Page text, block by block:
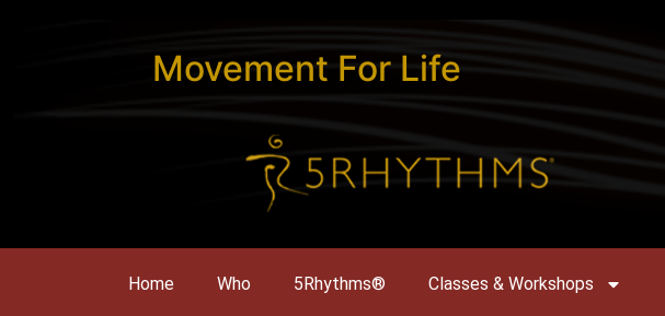
Movement For Life
Home Who 5Rhythms® Classes & Workshops